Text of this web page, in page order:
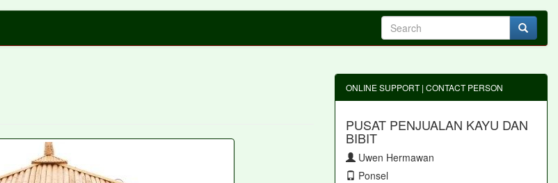
ONLINE SUPPORT | CONTACT PERSON
PUSAT PENJUALAN KAYU DAN
BIBIT
Uwen Hermawan
Ponsel